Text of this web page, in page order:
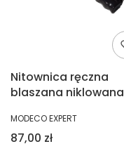
Nitownica ręczna
blaszana niklowana
PRODUCENT
MODECO EXPERT
Cena
87,00 zł